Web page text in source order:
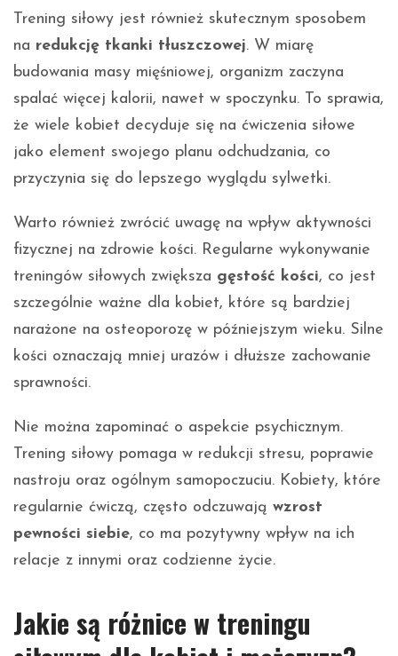
Trening siłowy jest również skutecznym sposobem
na redukcję tkanki tłuszczowej. W miarę
budowania masy mięśniowej, organizm zaczyna
spalać więcej kalorii, nawet w spoczynku. To sprawia,
że wiele kobiet decyduje się na ćwiczenia siłowe
jako element swojego planu odchudzania, co
przyczynia się do lepszego wyglądu sylwetki.
Warto również zwrócić uwagę na wpływ aktywności
fizycznej na zdrowie kości. Regularne wykonywanie
treningów siłowych zwiększa gęstość kości, co jest
szczególnie ważne dla kobiet, które są bardziej
narażone na osteoporozę w późniejszym wieku. Silne
kości oznaczają mniej urazów i dłuższe zachowanie
sprawności.
Nie można zapominać o aspekcie psychicznym.
Trening siłowy pomaga w redukcji stresu, poprawie
nastroju oraz ogólnym samopoczuciu. Kobiety, które
regularnie ćwiczą, często odczuwają wzrost
pewności siebie, co ma pozytywny wpływ na ich
relacje z innymi oraz codzienne życie.
Jakie są różnice w treningu